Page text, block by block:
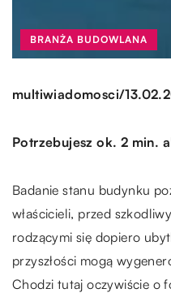
BRANŻA BUDOWLANA
multiwiadomosci/
Potrzebujesz ok. 2 min.
Badanie stanu budynku
właścicieli, przed
rodzącymi się dopiero
przyszłości mogą
Chodzi tutaj oczywiście o